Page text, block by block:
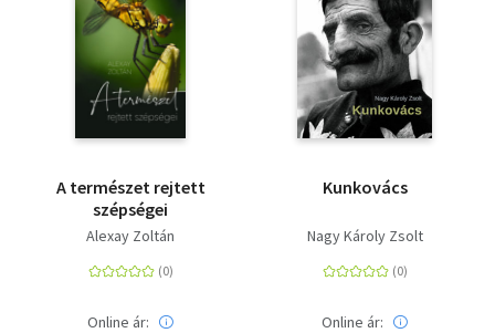
A természet rejtett
szépségei
Alexay Zoltán
Online ár:
Kunkovács
Nagy Károly Zsolt
Online ár: